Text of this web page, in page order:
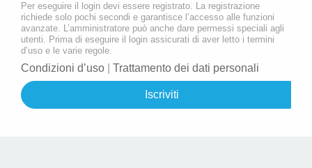
Per eseguire il login devi essere registrato. La registrazione
richiede solo pochi secondi e garantisce l’accesso alle funzioni
avanzate. L’amministratore può anche dare permessi speciali agli
utenti. Prima di eseguire il login assicurati di aver letto i termini
d’uso e le varie regole.
Condizioni d’uso Trattamento dei dati personali
Iscriviti